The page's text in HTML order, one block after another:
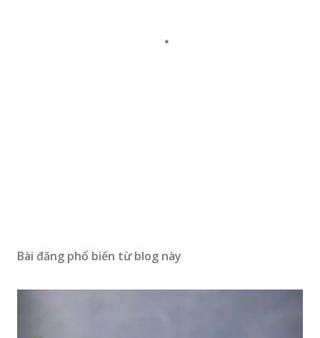
Bài đăng phổ biến từ blog này